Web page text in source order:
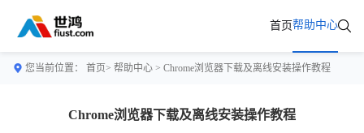
首页帮助中心
您当前位置： 首页> 帮助中心 > Chrome浏览器下载及离线安装操作教程
Chrome浏览器下载及离线安装操作教程